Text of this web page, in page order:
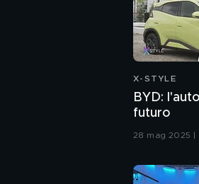
X-STYLE
BYD:
futuro
28 mag 2025 |